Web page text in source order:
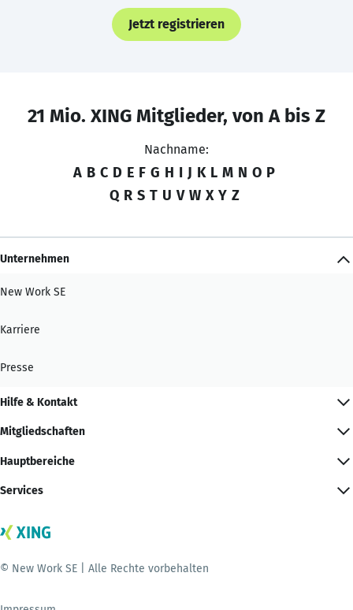
Jetzt registrieren
21 Mio. XING Mitglieder, von A bis Z
Nachname:
A B C D E F G H I J K L M N O P
Q R S T U V W X Y Z
Unternehmen
New Work SE
Karriere
Presse
Hilfe & Kontakt
Mitgliedschaften
Hauptbereiche
Services
© New Work SE | Alle Rechte vorbehalten